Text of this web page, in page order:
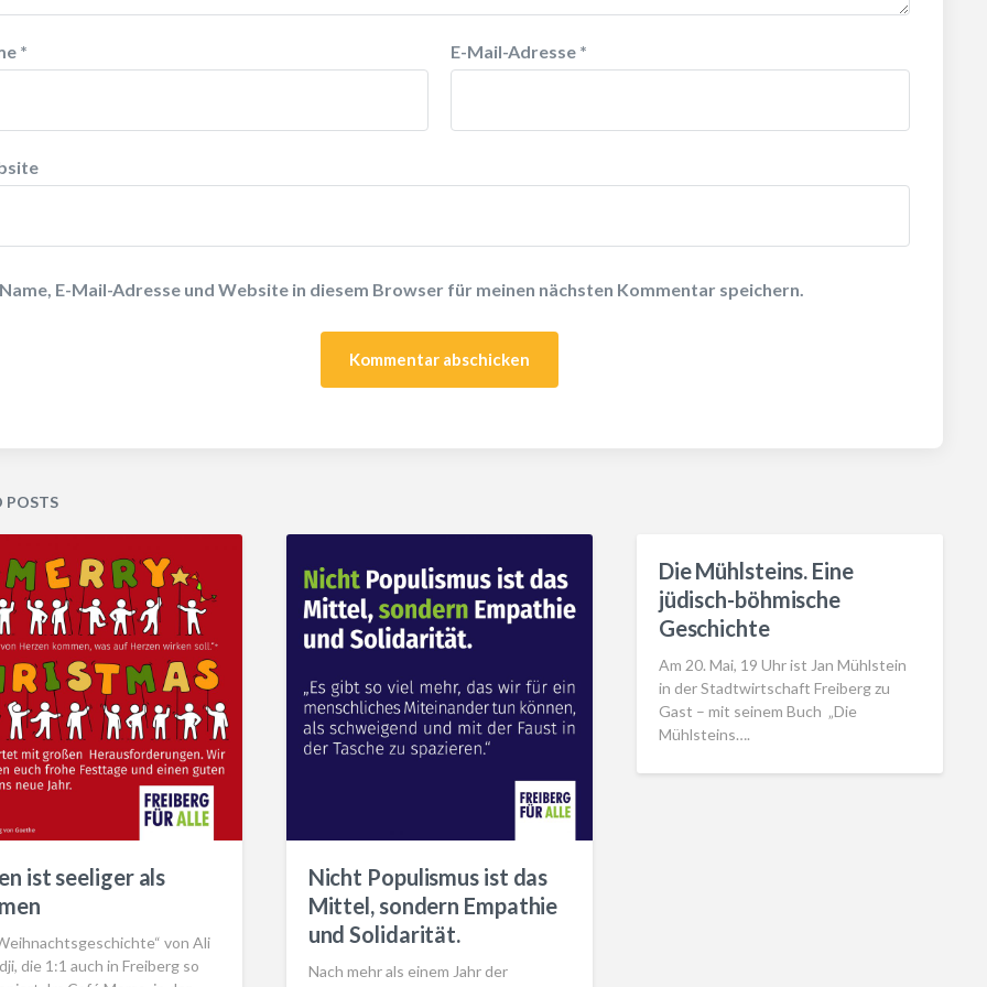
* E-Mail-Adresse *
Name, E-Mail-Adresse und Website in diesem Browser für meinen nächsten Kommentar speichern.
POSTS
ist seeliger als
von Ali
die 1:1 auch in Freiberg so
Nicht Populismus ist das
Mittel, sondern Empathie
und Solidarität.
Nach mehr als einem Jahr der
Die Mühlsteins. Eine
jüdisch-böhmische
Geschichte
Am 20. Mai, 19 Uhr ist Jan Mühlstein
in der Stadtwirtschaft Freiberg zu
Gast – mit seinem Buch „Die
Mühlsteins….